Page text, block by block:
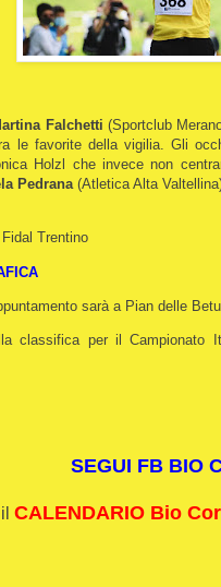
Falchetti (Sportclub
le favorite della vigilia. Gli
Holzl che invece non
Pedrana(Atletica Alta
Trentino
sarà a Pian delle
classifica per il Campionato
SEGUI FB BIO
CALENDARIO Bio